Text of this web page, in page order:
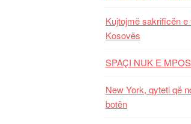
Kujtojmë sakrificën
Kosovës
SPAÇI NUK E
New York, qyteti që
botën